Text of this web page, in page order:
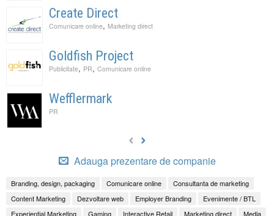
Create Direct
Comunicare online, Marketing direct
Goldfish Project
Publicitate, PR, Comunicare online
Wefflermark
PR
Adauga prezentare de companie
Branding, design, packaging Comunicare online
Consultanta de marketing
Content Marketing
Dezvoltare web Employer Branding
Evenimente / BTL
Experiential Marketing
Gaming Interactive Retail Marketing direct Media